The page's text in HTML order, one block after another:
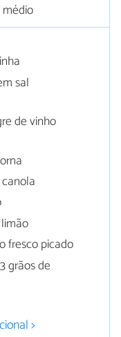
sal
de vinho
fresco picado
grãos de
>